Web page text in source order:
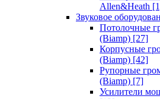
Allen&Heath
Звуковое
Потолочные
(Biamp) [27]
Корпусные
(Biamp) [42]
Рупорные
(Biamp) [7]
Усилители